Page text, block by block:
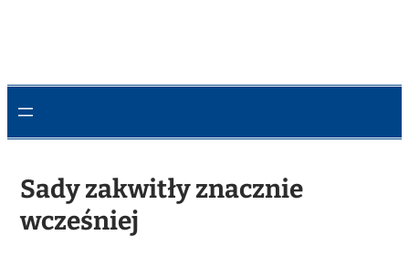
Sady zakwitły znacznie
wcześniej